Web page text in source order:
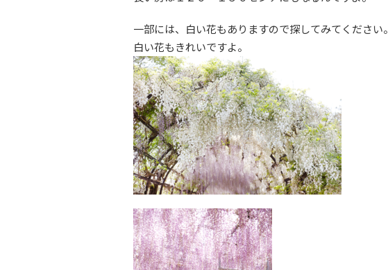
一部には、白い花もありますので探してみてください。
白い花もきれいですよ。